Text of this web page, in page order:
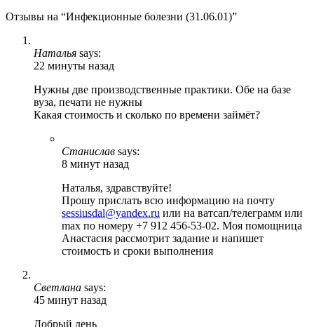
Отзывы на “Инфекционные болезни (31.06.01)”
Наталья says:
22 минуты назад
Нужны две производственные практики. Обе на базе
вуза, печати не нужны
Какая стоимость и сколько по времени займёт?
Станислав says:
8 минут назад
Наталья, здравствуйте!
Прошу прислать всю информацию на почту
sessiusdal@yandex.ru или на ватсап/телеграмм или
max по номеру +7 912 456-53-02. Моя помощница
Анастасия рассмотрит задание и напишет
стоимость и сроки выполнения
Светлана says:
45 минут назад
Добрый день